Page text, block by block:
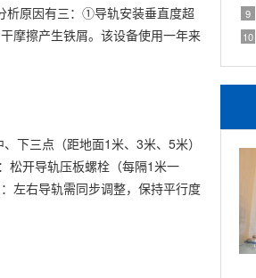
9
10
析原因有三：①导轨安装垂直度超
摩擦产生铁屑。该设备使用一年来
下三点（距地面1米、3米、5米）
松开导轨压板螺栓（每隔1米一
左右导轨需同步调整，保持平行度